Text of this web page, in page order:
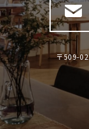
〒509-